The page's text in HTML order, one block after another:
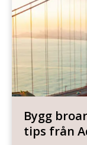
Bygg
tips från